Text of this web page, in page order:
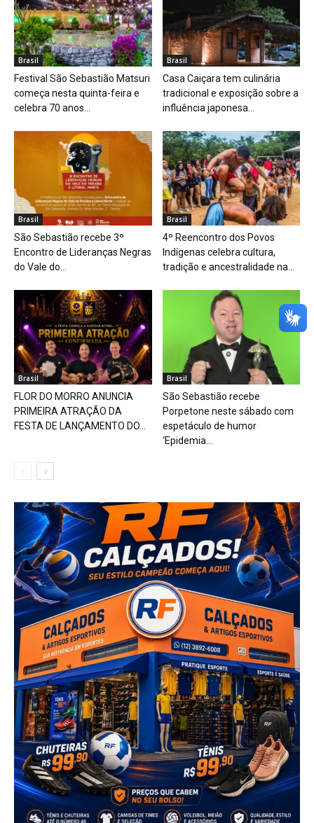
Brasil
Festival São Sebastião Matsuri
começa nesta quinta-feira e
celebra 70 anos...
Brasil
Casa Caiçara tem culinária
tradicional e exposição sobre a
influência japonesa...
Brasil
São Sebastião recebe 3º
Encontro de Lideranças Negras
do Vale do...
Brasil
4º Reencontro dos Povos
Indígenas celebra cultura,
tradição e ancestralidade na...
Brasil
FLOR DO MORRO ANUNCIA
PRIMEIRA ATRAÇÃO DA
FESTA DE LANÇAMENTO DO...
Brasil
São Sebastião recebe
Porpetone neste sábado com
espetáculo de humor
‘Epidemia...